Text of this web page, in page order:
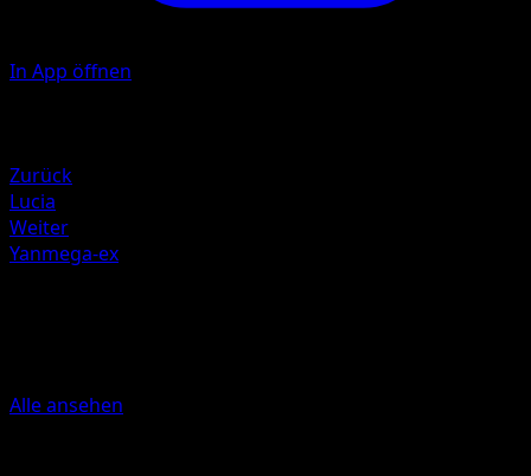
In App öffnen
Zurück
Lucia
Weiter
Yanmega-ex
Alle ansehen